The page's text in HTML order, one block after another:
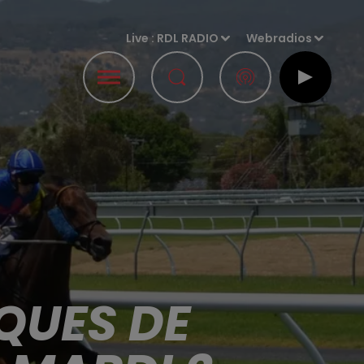
Live : RDL RADIO Webradios
DE